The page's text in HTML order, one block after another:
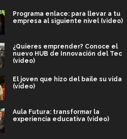
Programa enlace: para llevar a tu
empresa al siguiente nivel (video)
¿Quieres emprender? Conoce el
nuevo HUB de Innovación del Tec
(video)
El joven que hizo del baile su vida
(video)
Aula Futura: transformar la
experiencia educativa (video)